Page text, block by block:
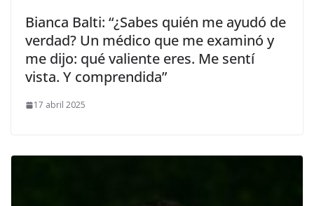
​Bianca Balti: “¿Sabes quién me ayudó de
verdad? Un médico que me examinó y
me dijo: qué valiente eres. Me sentí
vista. Y comprendida”
17 abril 2025